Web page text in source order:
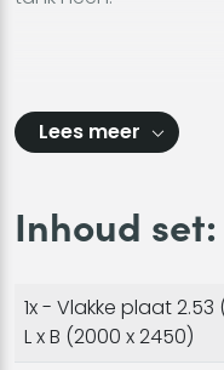
Lees meer
Inhoud set:
1x - Vlakke plaat
L x B (2000 x 2450)